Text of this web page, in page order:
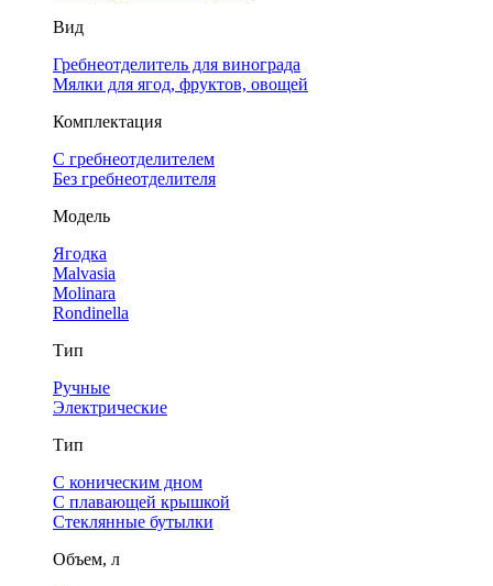
Вид
Гребнеотделитель для винограда
Мялки для ягод, фруктов, овощей
Комплектация
С гребнеотделителем
Без гребнеотделителя
Модель
Ягодка
Malvasia
Molinara
Rondinella
Тип
Ручные
Электрические
Тип
С коническим дном
С плавающей крышкой
Стеклянные бутылки
Объем, л